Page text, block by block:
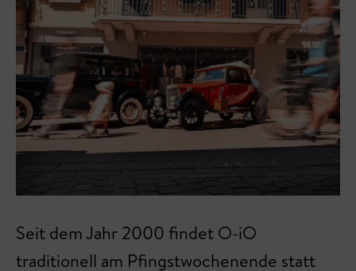
Seit dem Jahr 2000 findet O-iO
traditionell am Pfingstwochenende statt